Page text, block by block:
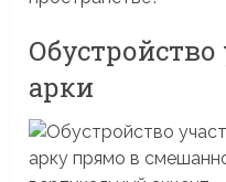
Обустройство
арки